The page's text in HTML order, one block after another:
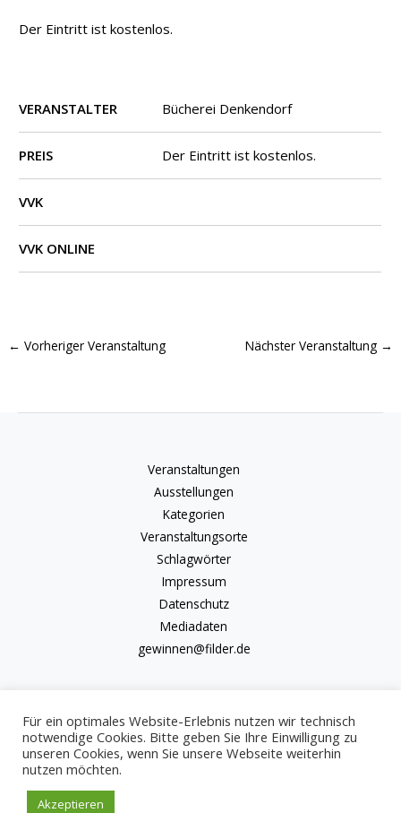
Der Eintritt ist kostenlos.
VERANSTALTER Bücherei Denkendorf
PREIS Der Eintritt ist kostenlos.
VVK
VVK ONLINE
← Vorheriger Veranstaltung Nächster Veranstaltung →
Veranstaltungen
Ausstellungen
Kategorien
Veranstaltungsorte
Schlagwörter
Impressum
Datenschutz
Mediadaten
gewinnen@filder.de
Copyright © 2026 kulturkalender-filder.de | Powered by kulturkalender-
Für ein optimales Website-Erlebnis nutzen wir technisch
notwendige Cookies. Bitte geben Sie Ihre Einwilligung zu
unseren Cookies, wenn Sie unsere Webseite weiterhin
nutzen möchten.
Akzeptieren